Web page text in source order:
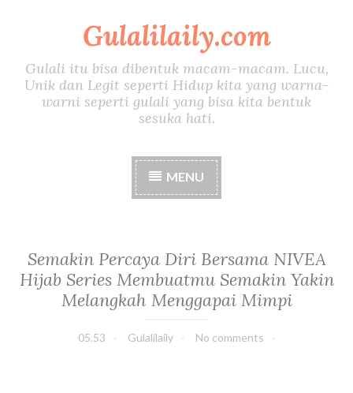
p
Gulalilaily.com
Gulali itu bisa dibentuk macam-macam. Lucu,
Unik dan Legit seperti Hidup kita yang warna-
warni seperti gulali yang bisa kita bentuk
sesuka hati.
MENU
Semakin Percaya Diri Bersama NIVEA
Hijab Series Membuatmu Semakin Yakin
Melangkah Menggapai Mimpi
05.53 Gulalilaily No comments